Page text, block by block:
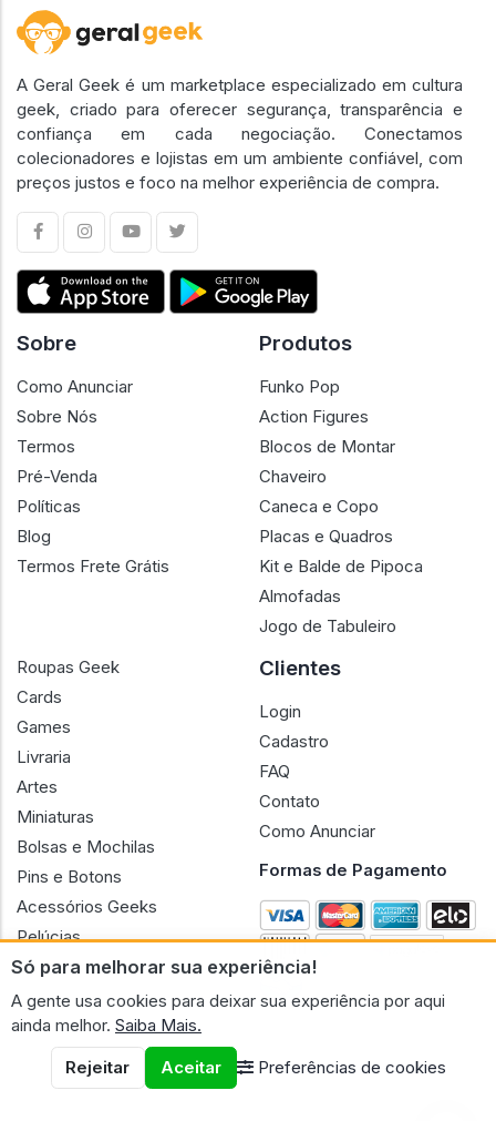
Só para melhorar sua experiência!
A gente usa cookies para deixar sua experiência por aqui
ainda melhor. Saiba Mais.
Rejeitar
Aceitar Preferências de cookies
A Geral Geek é um marketplace especializado em cultura
geek, criado para oferecer segurança, transparência e
confiança em cada negociação. Conectamos
colecionadores e lojistas em um ambiente confiável, com
preços justos e foco na melhor experiência de compra.
Sobre
Como Anunciar
Sobre Nós
Termos
Pré-Venda
Políticas
Blog
Termos Frete Grátis
Produtos
Funko Pop
Action Figures
Blocos de Montar
Chaveiro
Caneca e Copo
Placas e Quadros
Kit e Balde de Pipoca
Almofadas
Jogo de Tabuleiro
Roupas Geek
Cards
Games
Livraria
Artes
Miniaturas
Bolsas e Mochilas
Pins e Botons
Acessórios Geeks
Pelúcias
Bonecas
Clientes
Login
Cadastro
FAQ
Contato
Como Anunciar
Formas de Pagamento
CNPJ n.º 30.220.458/0001-17 - GERAL GEEK PORTAL ELETRONICO